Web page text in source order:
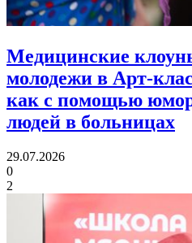
Медицинские
молодежи в Арт-
как с помощью
людей в больницах
29.07.2026
0
2